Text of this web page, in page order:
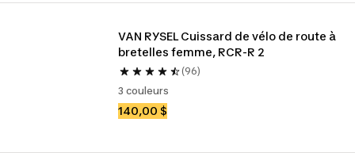
VAN RYSEL Cuissard de vélo de route à
bretelles femme, RCR-R 2
(96)
3 couleurs
140,00 $